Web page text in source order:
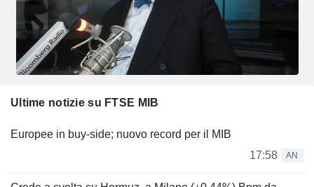
Ultime notizie su FTSE MIB
Europee in buy-side; nuovo record per il MIB
17:58
AN